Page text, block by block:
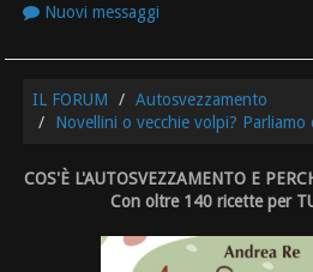
Nuovi messaggi
IL FORUM
Autosvezzamento
Novellini o vecchie volpi?
COS'È L'AUTOSVEZZAMENTO E
Con oltre 140 ricette per